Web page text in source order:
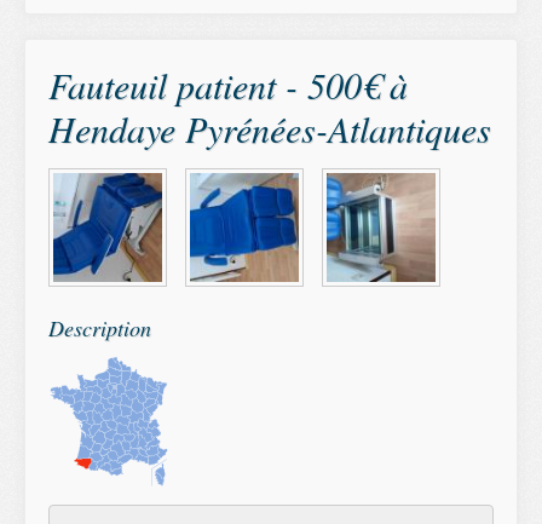
Fauteuil patient - 500€ à
Hendaye Pyrénées-Atlantiques
Description